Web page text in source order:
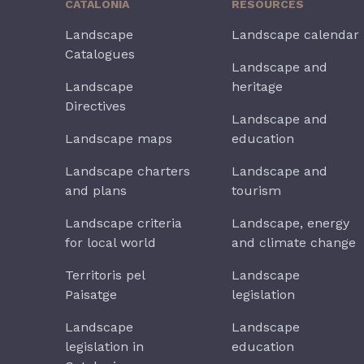
CATALONIA
Landscape
Catalogues
Landscape
Directives
Landscape maps
Landscape charters
and plans
Landscape criteria
for local world
Territoris pel
Paisatge
Landscape
legislation in
RESOURCES
Landscape calendar
Landscape and
heritage
Landscape and
education
Landscape and
tourism
Landscape, energy
and climate change
Landscape
legislation
Landscape
education